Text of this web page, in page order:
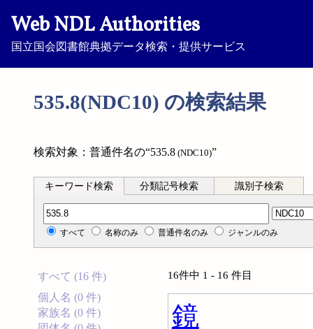
Web NDL Authorities
国立国会図書館典拠データ検索・提供サービス
535.8(NDC10) の検索結果
検索対象：普通件名の“535.8 (NDC10)”
キーワード検索 分類記号検索 識別子検索
分類記号検索
すべて 名称のみ 普通件名のみ ジャンルのみ
すべて (16 件)
個人名 (0 件)
家族名 (0 件)
16件中 1 - 16 件目
鏡